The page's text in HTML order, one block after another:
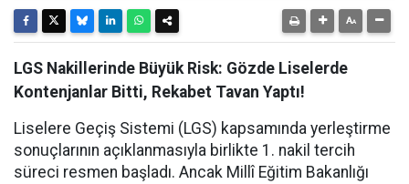
LGS Nakillerinde Büyük Risk: Gözde Liselerde
Kontenjanlar Bitti, Rekabet Tavan Yaptı!
Liselere Geçiş Sistemi (LGS) kapsamında yerleştirme
sonuçlarının açıklanmasıyla birlikte 1. nakil tercih
süreci resmen başladı. Ancak Millî Eğitim Bakanlığı